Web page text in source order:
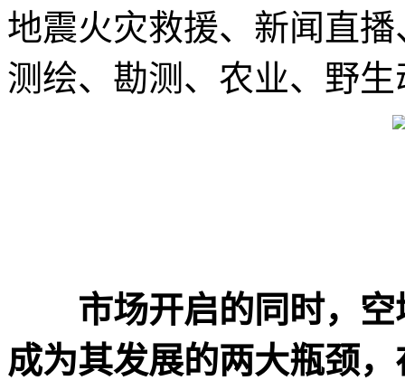
地震火灾救援、新闻直
测绘、勘测、农业、野
市场开启的同时，
成为其发展的两大瓶颈